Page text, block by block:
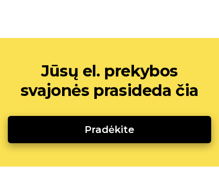
Jūsų el. prekybos
svajonės prasideda čia
Pradėkite